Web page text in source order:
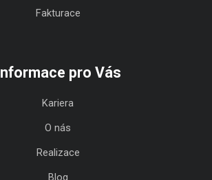
Fakturace
Informace pro Vás
Kariera
O nás
Realizace
Blog